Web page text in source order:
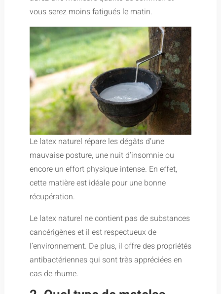
vous serez moins fatigués le matin.
Le latex naturel répare les dégâts d’une
mauvaise posture, une nuit d’insomnie ou
encore un effort physique intense. En effet,
cette matière est idéale pour une bonne
récupération.
Le latex naturel ne contient pas de substances
cancérigènes et il est respectueux de
l’environnement. De plus, il offre des propriétés
antibactériennes qui sont très appréciées en
cas de rhume.